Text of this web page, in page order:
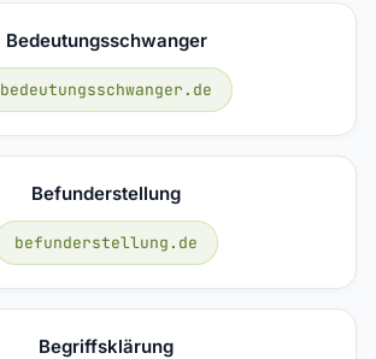
Bedeutungsschwanger
bedeutungsschwanger.de
Befunderstellung
befunderstellung.de
Begriffsklärung